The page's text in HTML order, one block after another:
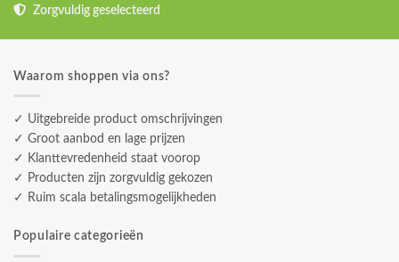
Zorgvuldig geselecteerd
Waarom shoppen via ons?
✓ Uitgebreide product omschrijvingen
✓ Groot aanbod en lage prijzen
✓ Klanttevredenheid staat voorop
✓ Producten zijn zorgvuldig gekozen
✓ Ruim scala betalingsmogelijkheden
Populaire categorieën